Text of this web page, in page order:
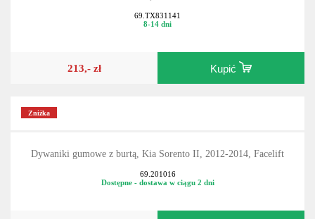
69.TX831141
8-14 dni
213,- zł Kupić
Zniżka
Dywaniki gumowe z burtą, Kia Sorento II, 2012-2014, Facelift
69.201016
Dostępne - dostawa w ciągu 2 dni